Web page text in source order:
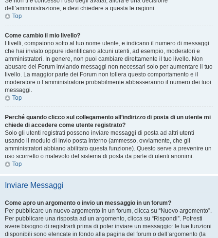
dell’amministrazione, e devi chiedere a questa le ragioni.
Top
Come cambio il mio livello?
I livelli, compaiono sotto al tuo nome utente, e indicano il numero di messaggi
che hai inviato oppure identificano alcuni utenti, ad esempio, moderatori e
amministratori. In genere, non puoi cambiare direttamente il tuo livello. Non
abusare del Forum inviando messaggi non necessari solo per aumentare il tuo
livello. La maggior parte dei Forum non tollera questo comportamento e il
moderatore o l’amministratore probabilmente abbasseranno il numero dei tuoi
messaggi.
Top
Perché quando clicco sul collegamento all’indirizzo di posta di un utente mi
chiede di accedere come utente registrato?
Solo gli utenti registrati possono inviare messaggi di posta ad altri utenti
usando il modulo di invio posta interno (ammesso, ovviamente, che gli
amministratori abbiano abilitato questa funzione). Questo serve a prevenire un
uso scorretto o malevolo del sistema di posta da parte di utenti anonimi.
Top
Inviare Messaggi
Come apro un argomento o invio un messaggio in un forum?
Per pubblicare un nuovo argomento in un forum, clicca su “Nuovo argomento”.
Per pubblicare una risposta ad un argomento, clicca su “Rispondi”. Potresti
avere bisogno di registrarti prima di poter inviare un messaggio: le tue funzioni
disponibili sono elencate in fondo alla pagina del forum o dell’argomento (la